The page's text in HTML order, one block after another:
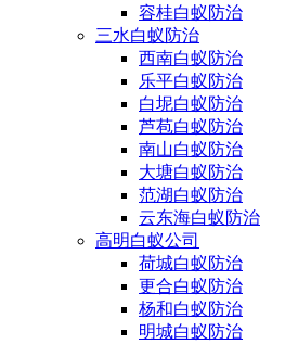
容桂白蚁防治
三水白蚁防治
西南白蚁防治
乐平白蚁防治
白坭白蚁防治
芦苞白蚁防治
南山白蚁防治
大塘白蚁防治
范湖白蚁防治
云东海白蚁防治
高明白蚁公司
荷城白蚁防治
更合白蚁防治
杨和白蚁防治
明城白蚁防治